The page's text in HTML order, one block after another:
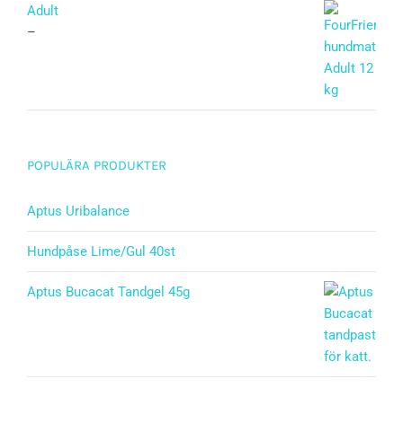
Adult
–
POPULÄRA PRODUKTER
Aptus Uribalance
Hundpåse Lime/Gul 40st
Aptus Bucacat Tandgel 45g